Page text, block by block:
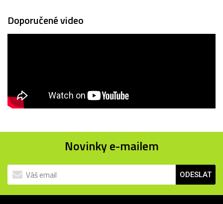
Doporučené video
Novinky e-mailem
ODESLAT